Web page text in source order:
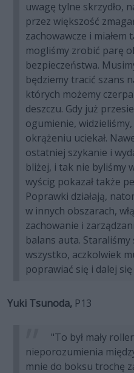
uwagę tylne skrzydło,
przez większość
zachowawcze i miałem
mogliśmy zrobić parę
bezpieczeństwa.
będziemy tracić szans
których możemy
deszczu. Gdy już
ogumienie,
okrążeniu uciekał.
ostatniej szykanie i
bliżej, i tak nie byliśmy
wyścig pokazał także
Poprawki działają,
w innych obszarach,
zachowanie i
balans auta. Staraliśmy
wszystko, aczkolwiek
poprawiać się i dalej się
Yuki Tsunoda, P13
"To był mały
nieporozumienia
mnie do boksu trochę